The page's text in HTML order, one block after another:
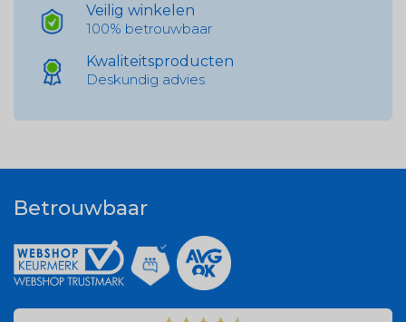
Veilig winkelen
100% betrouwbaar
Kwaliteitsproducten
Deskundig advies
Betrouwbaar